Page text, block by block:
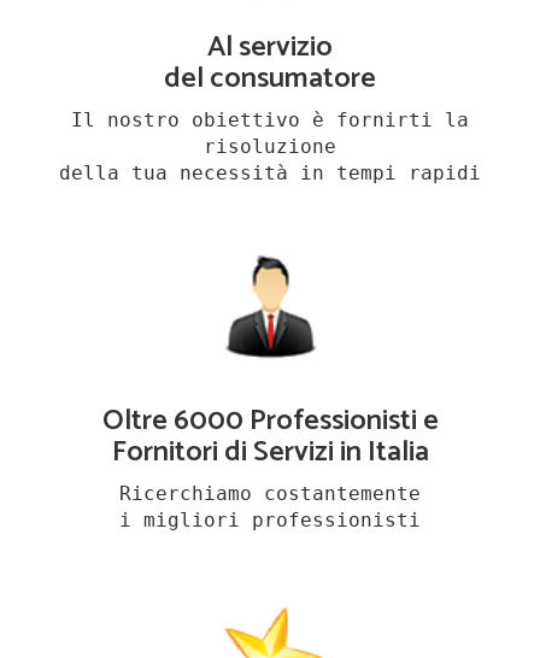
Al servizio
del consumatore
Il nostro obiettivo è fornirti la
risoluzione
della tua necessità in tempi rapidi
Oltre 6000 Professionisti e
Fornitori di Servizi in Italia
Ricerchiamo costantemente
i migliori professionisti